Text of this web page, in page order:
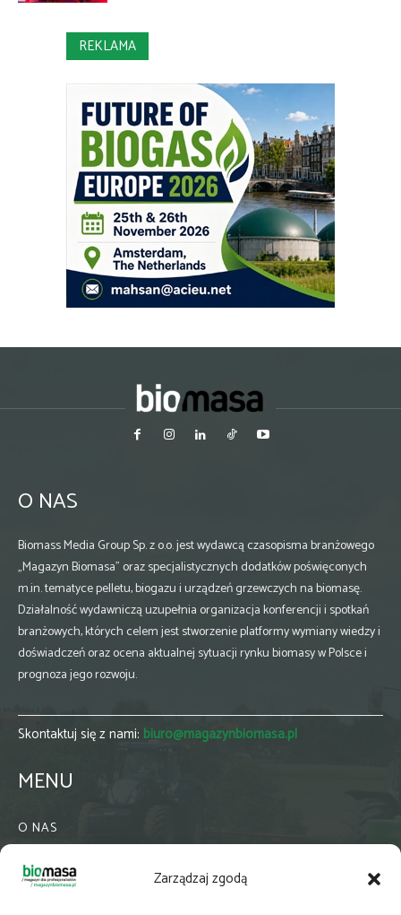
Zarządzaj zgodą
REKLAMA
O NAS
Biomass Media Group Sp. z o.o. jest wydawcą czasopisma branżowego
„Magazyn Biomasa” oraz specjalistycznych dodatków poświęconych
m.in. tematyce pelletu, biogazu i urządzeń grzewczych na biomasę.
Działalność wydawniczą uzupełnia organizacja konferencji i spotkań
branżowych, których celem jest stworzenie platformy wymiany wiedzy i
doświadczeń oraz ocena aktualnej sytuacji rynku biomasy w Polsce i
prognoza jego rozwoju.
Skontaktuj się z nami: biuro@magazynbiomasa.pl
MENU
O NAS
WSPÓŁPRACA